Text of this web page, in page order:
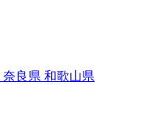
奈良県 和歌山県